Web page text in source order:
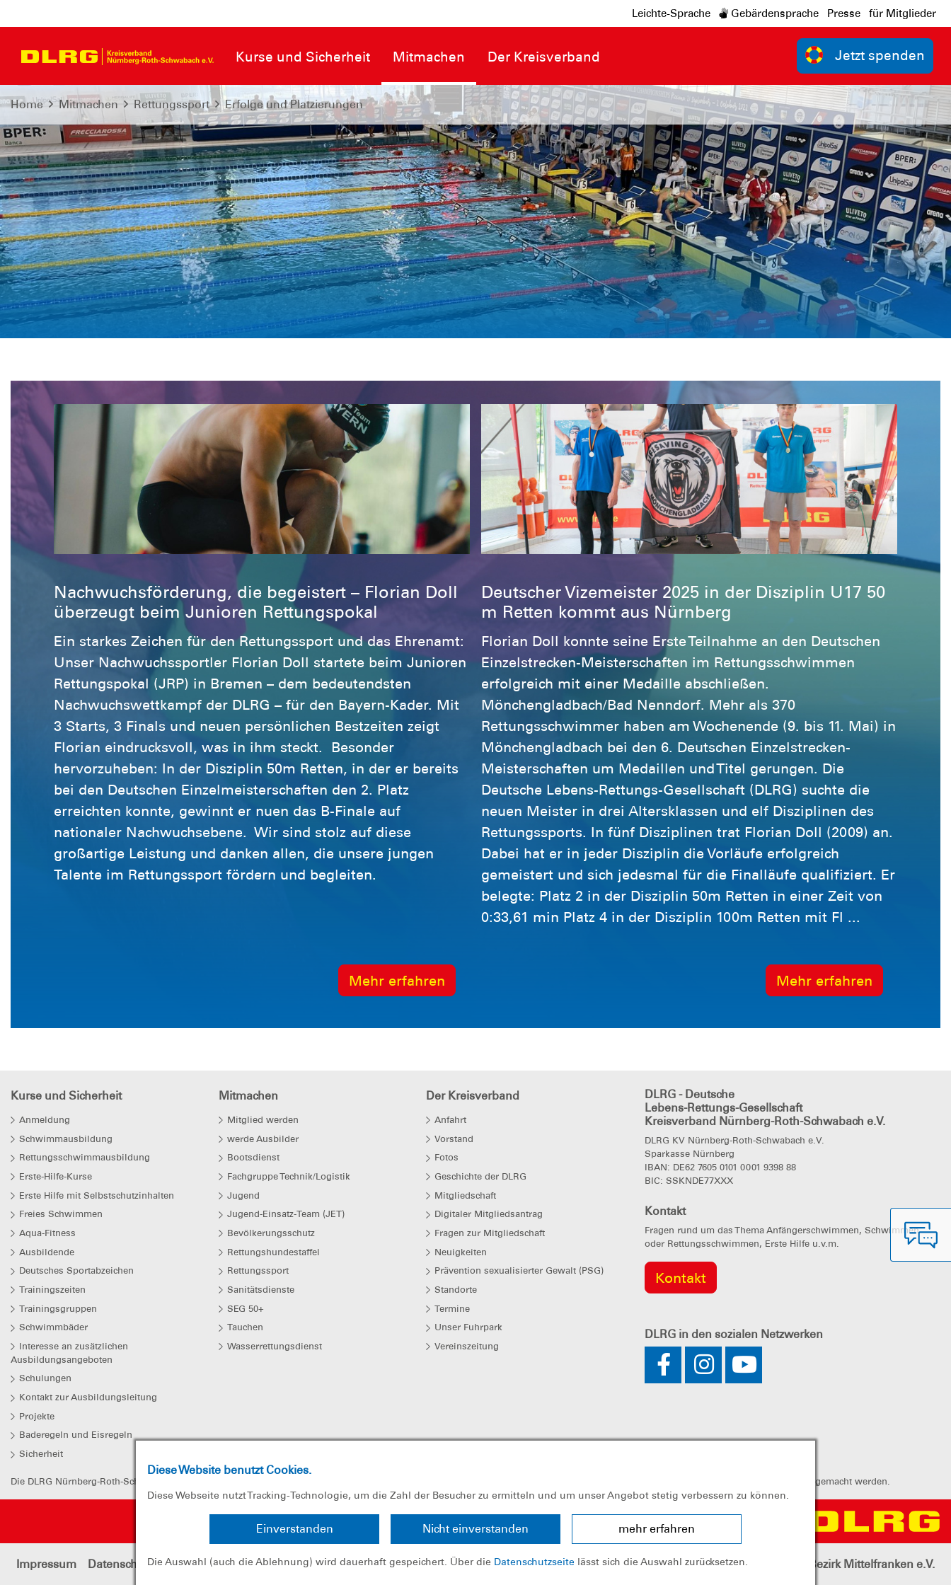
Leichte-Sprache Gebärdensprache Presse für Mitglieder
Kurse und Sicherheit Mitmachen Der Kreisverband Jetzt spenden
Home Mitmachen Rettungssport Erfolge und Platzierungen
Deutscher Vizemeister 2025 U17 in 50m Retten:
Florian Doll
Nachwuchsförderung, die begeistert – Florian Doll
überzeugt beim Junioren Rettungspokal
Ein starkes Zeichen für den Rettungssport und das Ehrenamt:
Unser Nachwuchssportler Florian Doll startete beim Junioren
Rettungspokal (JRP) in Bremen – dem bedeutendsten
Nachwuchswettkampf der DLRG – für den Bayern-Kader. Mit
3 Starts, 3 Finals und neuen persönlichen Bestzeiten zeigt
Florian eindrucksvoll, was in ihm steckt. Besonder
hervorzuheben: In der Disziplin 50m Retten, in der er bereits
bei den Deutschen Einzelmeisterschaften den 2. Platz
erreichten konnte, gewinnt er nuen das B-Finale auf
nationaler Nachwuchsebene. Wir sind stolz auf diese
großartige Leistung und danken allen, die unsere jungen
Talente im Rettungssport fördern und begleiten.
Mehr erfahren
Deutscher Vizemeister 2025 in der Disziplin U17 50
m Retten kommt aus Nürnberg
Florian Doll konnte seine Erste Teilnahme an den Deutschen
Einzelstrecken-Meisterschaften im Rettungsschwimmen
erfolgreich mit einer Medaille abschließen.
Mönchengladbach/Bad Nenndorf. Mehr als 370
Rettungsschwimmer haben am Wochenende (9. bis 11. Mai) in
Mönchengladbach bei den 6. Deutschen Einzelstrecken-
Meisterschaften um Medaillen und Titel gerungen. Die
Deutsche Lebens-Rettungs-Gesellschaft (DLRG) suchte die
neuen Meister in drei Altersklassen und elf Disziplinen des
Rettungssports. In fünf Disziplinen trat Florian Doll (2009) an.
Dabei hat er in jeder Disziplin die Vorläufe erfolgreich
gemeistert und sich jedesmal für die Finalläufe qualifiziert. Er
belegte: Platz 2 in der Disziplin 50m Retten in einer Zeit von
0:33,61 min Platz 4 in der Disziplin 100m Retten mit Fl ...
Mehr erfahren
Diese Website benutzt Cookies.
Diese Webseite nutzt Tracking-Technologie, um die Zahl der Besucher zu ermitteln und um unser Angebot stetig verbessern zu können.
Einverstanden Nicht einverstanden mehr erfahren
Die Auswahl (auch die Ablehnung) wird dauerhaft gespeichert. Über die Datenschutzseite lässt sich die Auswahl zurücksetzen.
Kurse und Sicherheit
Anmeldung
Schwimmausbildung
Rettungsschwimmausbildung
Erste-Hilfe-Kurse
Erste Hilfe mit Selbstschutzinhalten
Freies Schwimmen
Aqua-Fitness
Ausbildende
Deutsches Sportabzeichen
Trainingszeiten
Trainingsgruppen
Schwimmbäder
Interesse an zusätzlichen
Ausbildungsangeboten
Schulungen
Kontakt zur Ausbildungsleitung
Projekte
Baderegeln und Eisregeln
Sicherheit
Mitmachen
Mitglied werden
werde Ausbilder
Bootsdienst
Fachgruppe Technik/Logistik
Jugend
Jugend-Einsatz-Team (JET)
Bevölkerungsschutz
Rettungshundestaffel
Rettungssport
Sanitätsdienste
SEG 50+
Tauchen
Wasserrettungsdienst
Der Kreisverband
Anfahrt
Vorstand
Fotos
Geschichte der DLRG
Mitgliedschaft
Digitaler Mitgliedsantrag
Fragen zur Mitgliedschaft
Neuigkeiten
Prävention sexualisierter Gewalt (PSG)
Standorte
Termine
Unser Fuhrpark
Vereinszeitung
DLRG - Deutsche
Lebens-Rettungs-Gesellschaft
Kreisverband Nürnberg-Roth-Schwabach e.V.
DLRG KV Nürnberg-Roth-Schwabach e.V.
Sparkasse Nürnberg
IBAN: DE62 7605 0101 0001 9398 88
BIC: SSKNDE77XXX
Kontakt
Fragen rund um das Thema Anfängerschwimmen, Schwimmen
oder Rettungsschwimmen, Erste Hilfe u.v.m.
Kontakt
DLRG in den sozialen Netzwerken
Die DLRG Nürnberg-Roth-Schwabach e.V. ist beim Finanzamt Nürnberg-Zentral unter der Steuernummer 241/107/60325 als gemeinnützig anerkannt. Spenden können steuerlich geltend gemacht werden.
Impressum Datenschutz Sitemap Bundesverband Landesverband Bayern e.V. Bezirk Mittelfranken e.V.